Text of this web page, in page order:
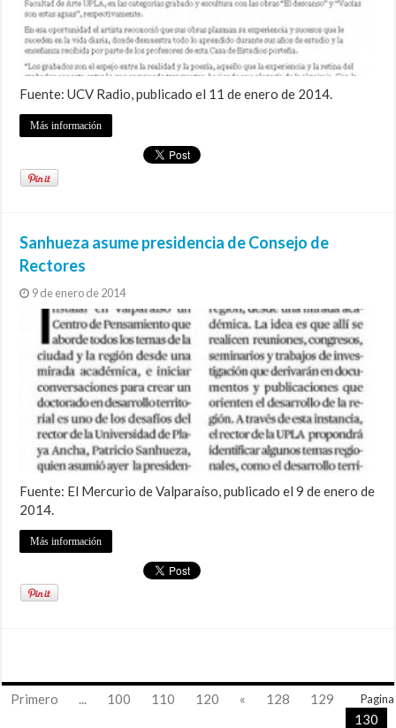
Fuente: UCV Radio, publicado el 11 de enero de 2014.
Más información
Sanhueza asume presidencia de Consejo de
Rectores
9 de enero de 2014
Fuente: El Mercurio de Valparaíso, publicado el 9 de enero de
2014.
Más información
Pagina
Primero ... 100 110 120 « 128
129
130